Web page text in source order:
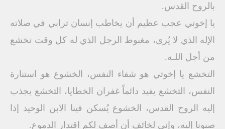
بالروح القدس.
يا إخوتي عجب عظيم أن يخاطب إنسان ترابي في صلاته
الإله الذي لا يُرى، مغبوط الرجل الذي له كل وقت تخشع
من أجل اللـه.
التخشع يا إخوتي هو شفاء النفس، الخشوع هو استنارة
النفس، التخشع يفيد دائماً غفران الخطايا، التخشع يجذب
إليه الروح القدس، الخشوع يُسكن فينا الابن الوحيد إذا
صبونا إليه، وإني لخائف أن أصف لكم اقتدار الدموع.